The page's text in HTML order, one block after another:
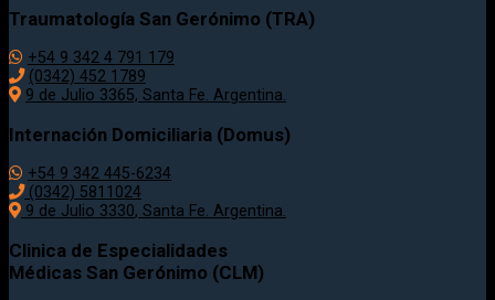
Traumatología San Gerónimo (TRA)
+54 9 342 4 791 179
(0342) 452 1789
9 de Julio 3365, Santa Fe. Argentina.
Internación Domiciliaria (Domus)
+54 9 342 445-6234
(0342) 5811024
9 de Julio 3330, Santa Fe. Argentina.
Clinica de Especialidades
Médicas San Gerónimo (CLM)